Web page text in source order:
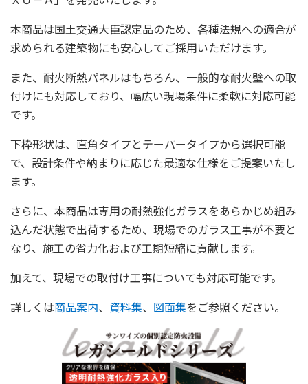
本商品は国土交通大臣認定品のため、各種法規への適合が
求められる建築物にも安心してご採用いただけます。
また、耐火断熱パネルはもちろん、一般的な耐火壁への取
付けにも対応しており、幅広い現場条件に柔軟に対応可能
です。
下枠形状は、直角タイプとテーパータイプから選択可能
で、設計条件や納まりに応じた最適な仕様をご提案いたし
ます。
さらに、本商品は専用の耐熱強化ガラスをあらかじめ組み
込んだ状態で出荷するため、現場でのガラス工事が不要と
なり、施工の省力化および工期短縮に貢献します。
加えて、現場での取付け工事についても対応可能です。
詳しくは商品案内、 資料集、 図面集をご参照ください。